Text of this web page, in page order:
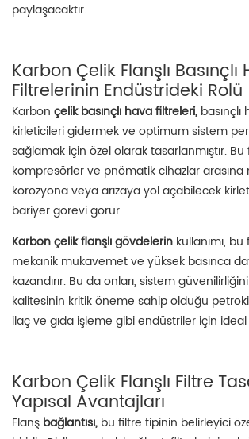
paylaşacaktır.
Karbon Çelik Flanşlı Basınçlı
Filtrelerinin Endüstrideki Rolü
Karbon çelik basınçlı hava filtreleri,
kirleticileri gidermek ve optimum sistem
sağlamak için özel olarak tasarlanmıştır.
kompresörler ve pnömatik cihazlar
korozyona veya arızaya yol açabilecek
bariyer görevi görür.
Karbon çelik flanşlı gövdelerin kullanımı,
mekanik mukavemet ve yüksek basınca
kazandırır. Bu da onları, sistem
kalitesinin kritik öneme sahip olduğu
ilaç ve gıda işleme gibi endüstriler için
Karbon Çelik Flanşlı Filtre
Yapısal Avantajları
Flanş bağlantısı, bu filtre tipinin belirleyici